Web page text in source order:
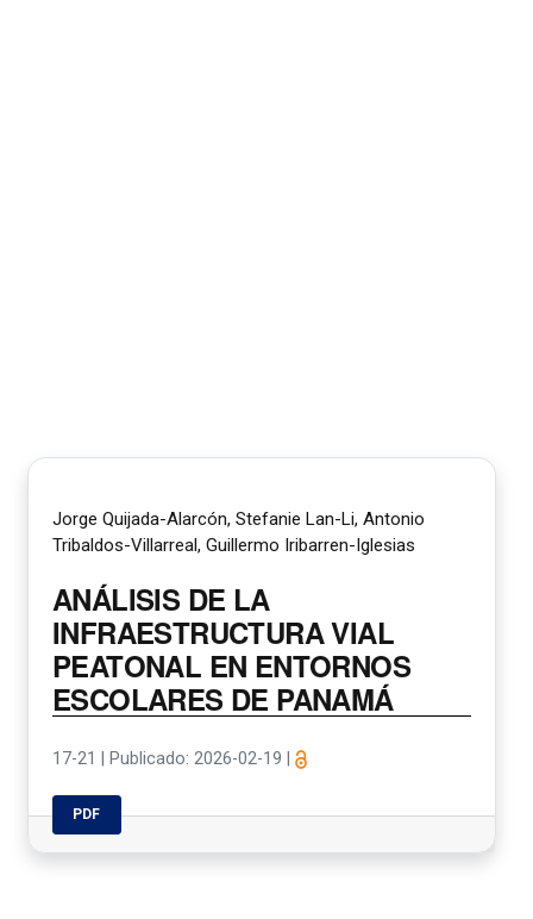
Jorge Quijada-Alarcón, Stefanie Lan-Li, Antonio
Tribaldos-Villarreal, Guillermo Iribarren-Iglesias
ANÁLISIS DE LA
INFRAESTRUCTURA VIAL
PEATONAL EN ENTORNOS
ESCOLARES DE PANAMÁ
17-21 Publicado: 2026-02-19
PDF